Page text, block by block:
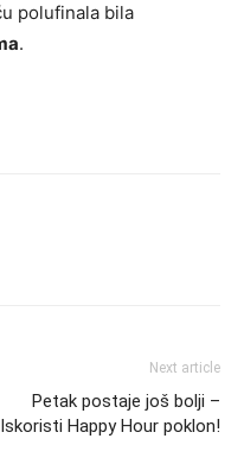
polufinala bila
.
Next article
Petak postaje još bolji –
Iskoristi Happy Hour poklon!